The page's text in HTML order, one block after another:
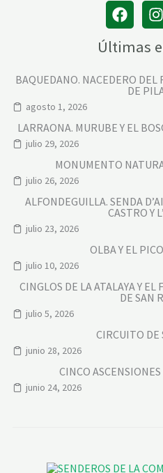
Últimas
BAQUEDANO. NACEDERO DEL
DE
agosto 1, 2026
LARRAONA. MURUBE Y EL
julio 29, 2026
MONUMENTO
julio 26, 2026
ALFONDEGUILLA. SENDA
CASTRO Y
julio 23, 2026
OLBA Y EL
julio 10, 2026
CINGLOS DE LA ATALAYA Y
DE SAN
julio 5, 2026
CIRCUITO DE
junio 28, 2026
CINCO
junio 24, 2026